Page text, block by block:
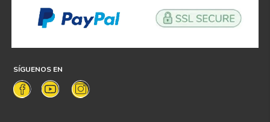
SÍGUENOS EN